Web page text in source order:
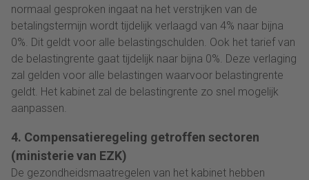
normaal gesproken ingaat na het verstrijken van de
betalingstermijn wordt tijdelijk verlaagd van 4% naar bijna
0%. Dit geldt voor alle belastingschulden. Ook het tarief van
de belastingrente gaat tijdelijk naar bijna 0%. Deze verlaging
zal gelden voor alle belastingen waarvoor belastingrente
geldt. Het kabinet zal de belastingrente zo snel mogelijk
aanpassen.
4. Compensatieregeling getroffen sectoren
(ministerie van EZK)
De gezondheidsmaatregelen van het kabinet hebben